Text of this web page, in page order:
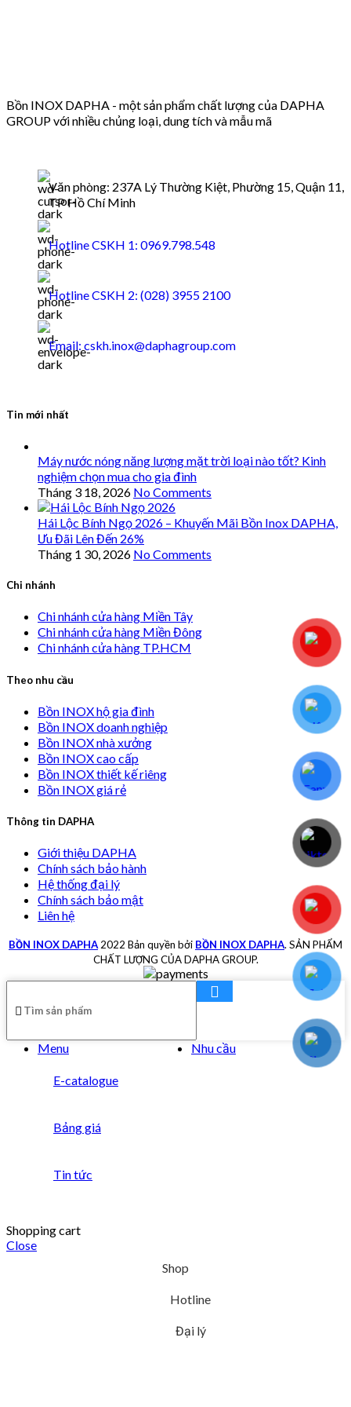
Bồn INOX DAPHA - một sản phẩm chất lượng của DAPHA
GROUP với nhiều chủng loại, dung tích và mẫu mã
Văn phòng: 237A Lý Thường Kiệt, Phường 15, Quận 11,
TP Hồ Chí Minh
Hotline CSKH 1: 0969.798.548
Hotline CSKH 2: (028) 3955 2100
Email: cskh.inox@daphagroup.com
Tin mới nhất
Máy nước nóng năng lượng mặt trời loại nào tốt? Kinh
nghiệm chọn mua cho gia đình
Tháng 3 18, 2026 No Comments
Hái Lộc Bính Ngọ 2026 – Khuyến Mãi Bồn Inox DAPHA,
Ưu Đãi Lên Đến 26%
Tháng 1 30, 2026 No Comments
Chi nhánh
Chi nhánh cửa hàng Miền Tây
Chi nhánh cửa hàng Miền Đông
Chi nhánh cửa hàng TP.HCM
Theo nhu cầu
Bồn INOX hộ gia đình
Bồn INOX doanh nghiệp
Bồn INOX nhà xưởng
Bồn INOX cao cấp
Bồn INOX thiết kế riêng
Bồn INOX giá rẻ
Thông tin DAPHA
Giới thiệu DAPHA
Chính sách bảo hành
Hệ thống đại lý
Chính sách bảo mật
Liên hệ
BỒN INOX DAPHA 2022 Bản quyền bởi BỒN INOX DAPHA. SẢN PHẨM
CHẤT LƯỢNG CỦA DAPHA GROUP.
Menu Nhu cầu
E-catalogue
Bảng giá
Tin tức
Shopping cart
Close
Shop
Hotline
Đại lý